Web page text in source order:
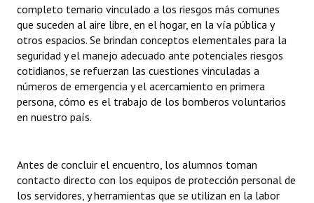
completo temario vinculado a los riesgos más comunes
que suceden al aire libre, en el hogar, en la vía pública y
otros espacios. Se brindan conceptos elementales para la
seguridad y el manejo adecuado ante potenciales riesgos
cotidianos, se refuerzan las cuestiones vinculadas a
números de emergencia y el acercamiento en primera
persona, cómo es el trabajo de los bomberos voluntarios
en nuestro país.
Antes de concluir el encuentro, los alumnos toman
contacto directo con los equipos de protección personal de
los servidores, y herramientas que se utilizan en la labor